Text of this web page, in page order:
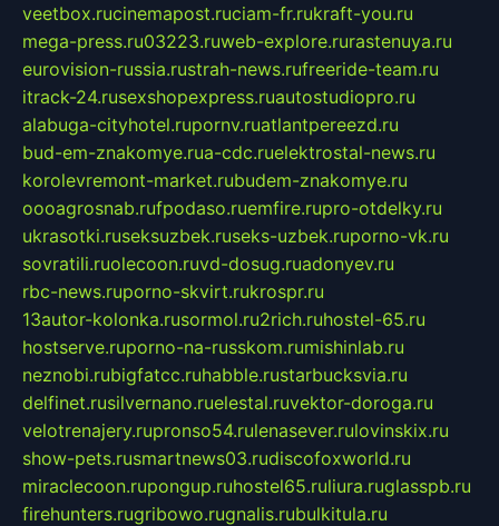
veetbox.rucinemapost.ruciam-fr.rukraft-you.ru
mega-press.ru03223.ruweb-explore.rurastenuya.ru
eurovision-russia.rustrah-news.rufreeride-team.ru
itrack-24.rusexshopexpress.ruautostudiopro.ru
alabuga-cityhotel.rupornv.ruatlantpereezd.ru
bud-em-znakomye.rua-cdc.ruelektrostal-news.ru
korolevremont-market.rubudem-znakomye.ru
oooagrosnab.rufpodaso.ruemfire.rupro-otdelky.ru
ukrasotki.ruseksuzbek.ruseks-uzbek.ruporno-vk.ru
sovratili.ruolecoon.ruvd-dosug.ruadonyev.ru
rbc-news.ruporno-skvirt.rukrospr.ru
13autor-kolonka.rusormol.ru2rich.ruhostel-65.ru
hostserve.ruporno-na-russkom.rumishinlab.ru
neznobi.rubigfatcc.ruhabble.rustarbucksvia.ru
delfinet.rusilvernano.ruelestal.ruvektor-doroga.ru
velotrenajery.rupronso54.rulenasever.rulovinskix.ru
show-pets.rusmartnews03.rudiscofoxworld.ru
miraclecoon.rupongup.ruhostel65.ruliura.ruglasspb.ru
firehunters.rugribowo.rugnalis.rubulkitula.ru